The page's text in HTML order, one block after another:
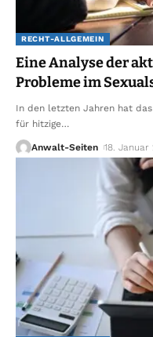
RECHT-ALLGEMEIN
Eine Analyse der
Probleme im
In den letzten Jahren hat
für hitzige…
Anwalt-Seiten 18. Januar